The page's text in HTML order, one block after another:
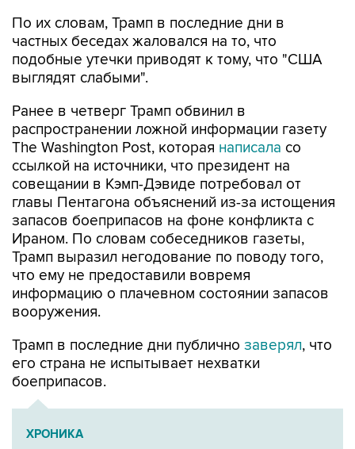
По их словам, Трамп в последние дни в
частных беседах жаловался на то, что
подобные утечки приводят к тому, что "США
выглядят слабыми".
Ранее в четверг Трамп обвинил в
распространении ложной информации газету
The Washington Post, которая написала со
ссылкой на источники, что президент на
совещании в Кэмп-Дэвиде потребовал от
главы Пентагона объяснений из-за истощения
запасов боеприпасов на фоне конфликта с
Ираном. По словам собеседников газеты,
Трамп выразил негодование по поводу того,
что ему не предоставили вовремя
информацию о плачевном состоянии запасов
вооружения.
Трамп в последние дни публично заверял, что
его страна не испытывает нехватки
боеприпасов.
ХРОНИКА